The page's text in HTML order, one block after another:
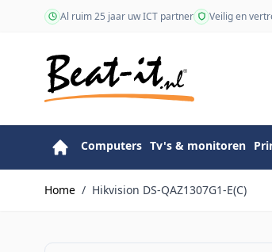
Ga naar de inhoudAl ruim 25 jaar uw ICT partner Veilig en
Computers Tv's & monitoren
Home / Hikvision DS-QAZ1307G1-E(C)